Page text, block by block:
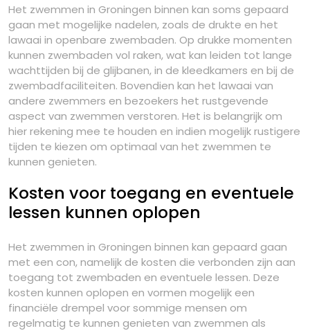
Het zwemmen in Groningen binnen kan soms gepaard
gaan met mogelijke nadelen, zoals de drukte en het
lawaai in openbare zwembaden. Op drukke momenten
kunnen zwembaden vol raken, wat kan leiden tot lange
wachttijden bij de glijbanen, in de kleedkamers en bij de
zwembadfaciliteiten. Bovendien kan het lawaai van
andere zwemmers en bezoekers het rustgevende
aspect van zwemmen verstoren. Het is belangrijk om
hier rekening mee te houden en indien mogelijk rustigere
tijden te kiezen om optimaal van het zwemmen te
kunnen genieten.
Kosten voor toegang en eventuele
lessen kunnen oplopen
Het zwemmen in Groningen binnen kan gepaard gaan
met een con, namelijk de kosten die verbonden zijn aan
toegang tot zwembaden en eventuele lessen. Deze
kosten kunnen oplopen en vormen mogelijk een
financiële drempel voor sommige mensen om
regelmatig te kunnen genieten van zwemmen als